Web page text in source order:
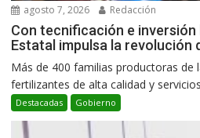
agosto 7, 2026 Redacción
Con tecnificación e
Estatal impulsa la revolución
Más de 400 familias productoras de
fertilizantes de alta calidad y
Destacadas Gobierno